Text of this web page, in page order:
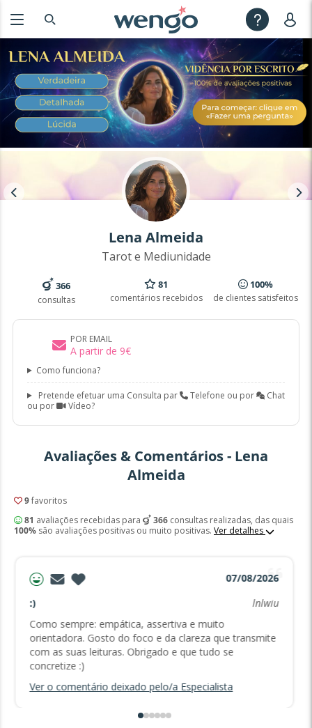
Lena Almeida
Tarot e Mediunidade
366
consultas
81
comentários recebidos
100%
de clientes satisfeitos
POR EMAIL
A partir de 9€
Como funciona?
Pretende efetuar uma Consulta par Telefone ou por
Chat
ou por
Vídeo?
Avaliações & Comentários - Lena
Almeida
9favoritos
81 avaliações recebidas para 366consultas realizadas, das quais
100%são avaliações positivas ou muito positivas. Ver detalhes
07/08/2026
:)
lnlwiu
Como sempre: empática, assertiva e muito
orientadora. Gosto do foco e da clareza que transmite
com as suas leituras. Obrigado e que tudo se
concretize :)
Ver o comentário deixado pelo/a Especialista